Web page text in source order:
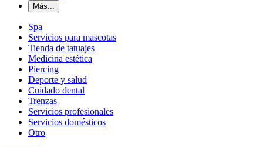
Más...
Spa
Servicios para mascotas
Tienda de tatuajes
Medicina estética
Piercing
Deporte y salud
Cuidado dental
Trenzas
Servicios profesionales
Servicios domésticos
Otro